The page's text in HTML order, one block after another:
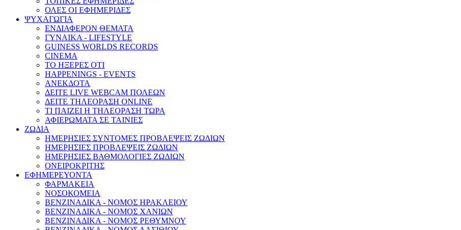
ΟΛΕΣ ΟΙ ΕΦΗΜΕΡΙΔΕΣ
ΨΥΧΑΓΩΓΙΑ
ΕΝΔΙΑΦΕΡΟΝ ΘΕΜΑΤΑ
ΓΥΝΑΙΚΑ - LIFESTYLE
GUINESS WORLDS RECORDS
CINEMA
ΤΟ ΗΞΕΡΕΣ ΟΤΙ
HAPPENINGS - EVENTS
ΑΝΕΚΔΟΤΑ
ΔΕΙΤΕ LIVE WEBCAM ΠΟΛΕΩΝ
ΔΕΙΤΕ ΤΗΛΕΟΡΑΣΗ ONLINE
ΤΙ ΠΑΙΖΕΙ Η ΤΗΛΕΟΡΑΣΗ ΤΩΡΑ
ΑΦΙΕΡΩΜΑΤΑ ΣΕ ΤΑΙΝΙΕΣ
ΖΩΔΙΑ
ΗΜΕΡΗΣΙΕΣ ΣΥΝΤΟΜΕΣ ΠΡΟΒΛΕΨΕΙΣ ΖΩΔΙΩΝ
ΗΜΕΡΗΣΙΕΣ ΠΡΟΒΛΕΨΕΙΣ ΖΩΔΙΩΝ
ΗΜΕΡΗΣΙΕΣ ΒΑΘΜΟΛΟΓΙΕΣ ΖΩΔΙΩΝ
ΟΝΕΙΡΟΚΡΙΤΗΣ
ΕΦΗΜΕΡΕΥΟΝΤΑ
ΦΑΡΜΑΚΕΙΑ
ΝΟΣΟΚΟΜΕΙΑ
ΒΕΝΖΙΝΑΔΙΚΑ - ΝΟΜΟΣ ΗΡΑΚΛΕΙΟΥ
ΒΕΝΖΙΝΑΔΙΚΑ - ΝΟΜΟΣ ΧΑΝΙΩΝ
ΒΕΝΖΙΝΑΔΙΚΑ - ΝΟΜΟΣ ΡΕΘΥΜΝΟΥ